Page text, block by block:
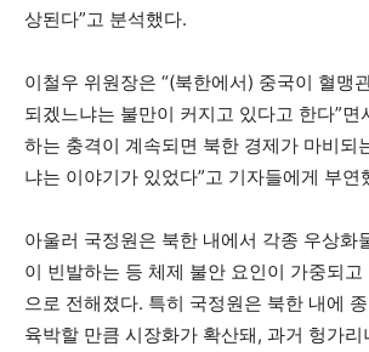
상된다”고 분석했다.
이철우 위원장은 “(북한에서) 중국이 혈맹
되겠느냐는 불만이 커지고 있다고 한다”면
하는 충격이 계속되면 북한 경제가 마비되
냐는 이야기가 있었다”고 기자들에게 부연
아울러 국정원은 북한 내에서 각종 우상화
이 빈발하는 등 체제 불안 요인이 가중되고
으로 전해졌다. 특히 국정원은 북한 내에
육박할 만큼 시장화가 확산돼, 과거 헝가리